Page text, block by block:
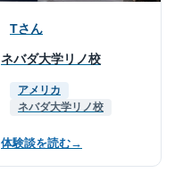
Tさん
ネバダ大学リノ校
アメリカ
ネバダ大学リノ校
体験談を読む→